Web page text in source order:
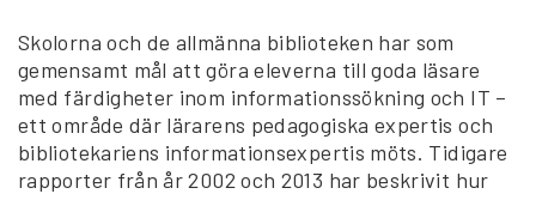
Skolorna och de allmänna biblioteken har som
gemensamt mål att göra eleverna till goda läsare
med färdigheter inom informationssökning och IT –
ett område där lärarens pedagogiska expertis och
bibliotekariens informationsexpertis möts. Tidigare
rapporter från år 2002 och 2013 har beskrivit hur